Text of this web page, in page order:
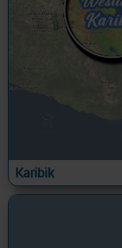
Karibik